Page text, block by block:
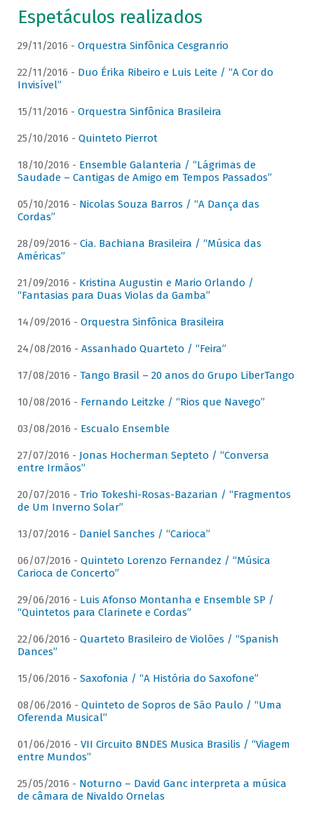
Espetáculos realizados
29/11/2016 - Orquestra Sinfônica Cesgranrio
22/11/2016 - Duo Érika Ribeiro e Luis Leite / “A Cor do
Invisível”
15/11/2016 - Orquestra Sinfônica Brasileira
25/10/2016 - Quinteto Pierrot
18/10/2016 - Ensemble Galanteria / “Lágrimas de
Saudade – Cantigas de Amigo em Tempos Passados”
05/10/2016 - Nicolas Souza Barros / “A Dança das
Cordas”
28/09/2016 - Cia. Bachiana Brasileira / “Música das
Américas”
21/09/2016 - Kristina Augustin e Mario Orlando /
“Fantasias para Duas Violas da Gamba”
14/09/2016 - Orquestra Sinfônica Brasileira
24/08/2016 - Assanhado Quarteto / “Feira”
17/08/2016 - Tango Brasil – 20 anos do Grupo LiberTango
10/08/2016 - Fernando Leitzke / “Rios que Navego”
03/08/2016 - Escualo Ensemble
27/07/2016 - Jonas Hocherman Septeto / “Conversa
entre Irmãos”
20/07/2016 - Trio Tokeshi-Rosas-Bazarian / “Fragmentos
de Um Inverno Solar”
13/07/2016 - Daniel Sanches / “Carioca”
06/07/2016 - Quinteto Lorenzo Fernandez / “Música
Carioca de Concerto”
29/06/2016 - Luis Afonso Montanha e Ensemble SP /
“Quintetos para Clarinete e Cordas”
22/06/2016 - Quarteto Brasileiro de Violões / “Spanish
Dances”
15/06/2016 - Saxofonia / “A História do Saxofone”
08/06/2016 - Quinteto de Sopros de São Paulo / “Uma
Oferenda Musical”
01/06/2016 - VII Circuito BNDES Musica Brasilis / “Viagem
entre Mundos”
25/05/2016 - Noturno – David Ganc interpreta a música
de câmara de Nivaldo Ornelas